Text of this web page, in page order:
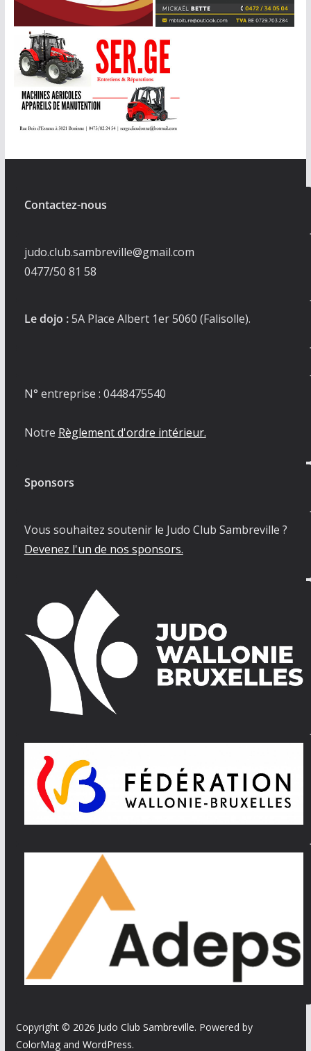
Contactez-nous
judo.club.sambreville@gmail.com
0477/50 81 58
Le dojo :5A Place Albert 1er 5060 (Falisolle).
N° entreprise : 0448475540
Notre Règlement d'ordre intérieur.
Sponsors
Vous souhaitez soutenir le Judo Club Sambreville ?
Devenez l'un de nos sponsors.
Copyright © 2026 Judo Club Sambreville. Powered by
ColorMagand WordPress.